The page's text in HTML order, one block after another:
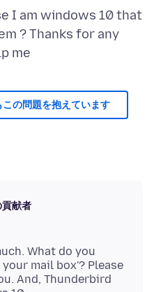
I am windows 10 that
? Thanks for any
この問題を抱えています
貢献者
What do you
mail box'? Please
And, Thunderbird